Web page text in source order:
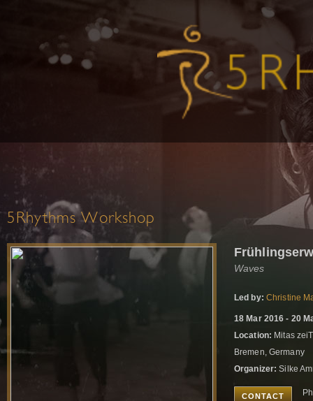
5Rhythms Workshop
Waves
Led by: Christine
18 Mar 2016 - 20
Location: Mitas
Bremen, Germany
Organizer: Silke
CONTACT